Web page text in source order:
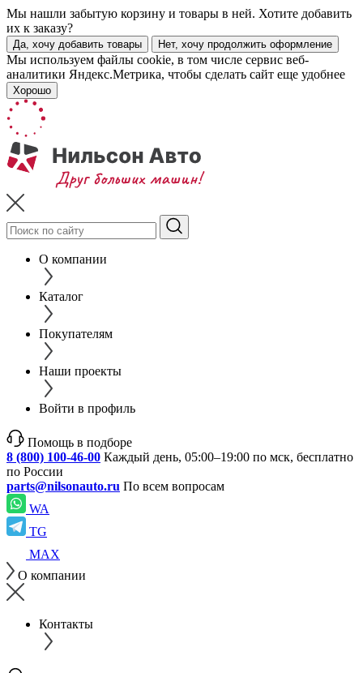
Мы нашли забытую корзину и товары в ней. Хотите добавить
их к заказу?
Да, хочу добавить товары Нет, хочу продолжить оформление
Мы используем файлы cookie, в том числе сервис веб-
аналитики Яндекс.Метрика, чтобы сделать сайт еще удобнее
Хорошо
О компании
Каталог
Покупателям
Наши проекты
Войти в профиль
Помощь в подборе
8 (800) 100-46-00 Каждый день, 05:00–19:00 по мск, бесплатно
по России
parts@nilsonauto.ru По всем вопросам
WA
TG
MAX
О компании
Контакты